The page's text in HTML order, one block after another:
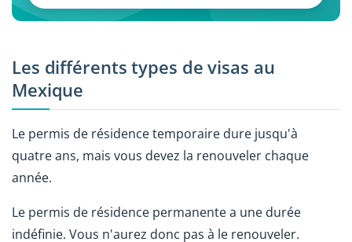
Les différents types de visas au
Mexique
Le permis de résidence temporaire dure jusqu'à
quatre ans, mais vous devez la renouveler chaque
année.
Le permis de résidence permanente a une durée
indéfinie. Vous n'aurez donc pas à le renouveler.